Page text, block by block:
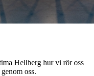
Hellberg hur vi rör oss
oss.